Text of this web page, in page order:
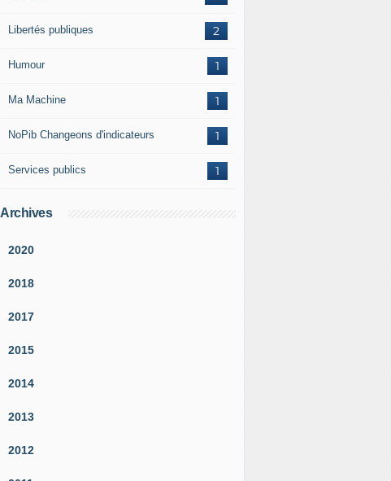
2
Libertés publiques
1
Humour
1
Ma Machine
1
NoPib Changeons d'indicateurs
1
Services publics
Archives
2020
2018
2017
2015
2014
2013
2012